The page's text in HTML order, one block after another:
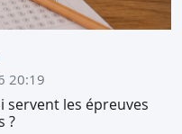
20:19
servent les épreuves
?